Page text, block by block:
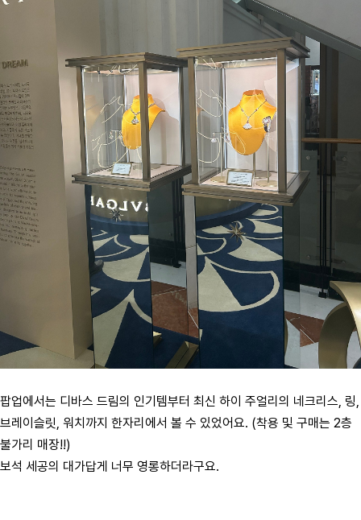
팝업에서는 디바스 드림의 인기템부터 최신 하이 주얼리의 네크리스, 링,
브레이슬릿, 워치까지 한자리에서 볼 수 있었어요. (착용 및 구매는 2층
불가리 매장!!)
보석 세공의 대가답게 너무 영롱하더라구요.